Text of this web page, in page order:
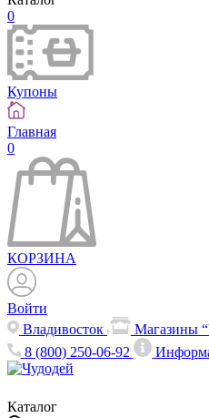
0
Купоны
Главная
0
КОРЗИНА
Войти
Владивосток
Магазины
8 (800) 250-06-92
Каталог